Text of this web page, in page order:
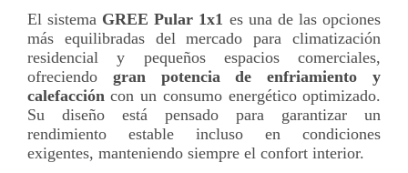
El sistema GREE Pular 1x1 es una de las opciones
más equilibradas del mercado para climatización
residencial y pequeños espacios comerciales,
ofreciendo gran potencia de enfriamiento y
calefaccióncon un consumo energético optimizado.
Su diseño está pensado para garantizar un
rendimiento estable incluso en condiciones
exigentes, manteniendo siempre el confort interior.